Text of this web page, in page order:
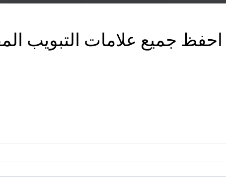
احفظ جميع علامات التبويب